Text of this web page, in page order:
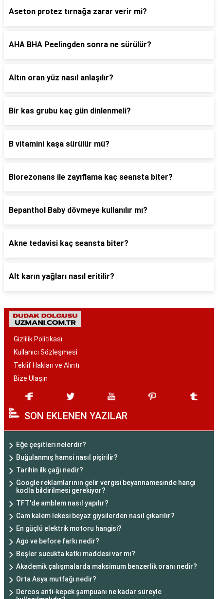
Aseton protez tırnağa zarar verir mi?
AHA BHA Peelingden sonra ne sürülür?
Altın oran yüz nasıl anlaşılır?
Bir kas grubu kaç gün dinlenmeli?
B vitamini kaşa sürülür mü?
Biorezonans ile zayıflama kaç seansta biter?
Bepanthol Baby dövmeye kullanılır mı?
Akne tedavisi kaç seansta biter?
Alt karın yağları nasıl eritilir?
Gizlilik Politikası
Kullanıcı Sözleşmesi
Teklif Hakları ve Alıntı
Bize Ulaşın
SON EKLENEN YAZILAR
Eğe çeşitleri nelerdir?
Buğulanmış hamsi nasıl pişirilir?
Tarihin ilk çağı nedir?
Google reklamlarının gelir vergisi beyannamesinde hangi
kodla bildirilmesi gerekiyor?
TFT'de amblem nasıl yapılır?
Cam kalem lekesi beyaz giysilerden nasıl çıkarılır?
En güçlü elektrik motoru hangisi?
Ago ve before farkı nedir?
Beşler sucukta katkı maddesi var mı?
Akademik çalışmalarda maksimum benzerlik oranı nedir?
Orta Asya mutfağı nedir?
Dercos anti-kepek şampuanı ne kadar süreyle